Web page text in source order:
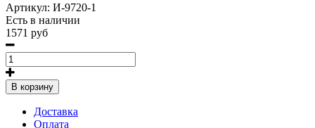
Артикул: И-9720-1
Есть в наличии
1571 руб
В корзину
Доставка
Оплата